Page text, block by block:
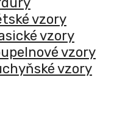
vzory
vzory
vzory
vzory